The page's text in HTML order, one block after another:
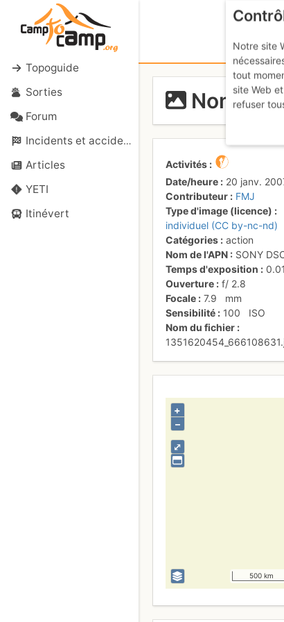
Topoguide
Sorties
Forum
Incidents et accidents
Articles
YETI
Itinévert
Nom de
Activités
Date/heure
20 janv.
Contributeur
FMJ
Type d'image (licence)
individuel (CC by-nc-nd)
Catégories
action
Nom de l'APN
SONY
Temps d'exposition
Ouverture
f/2.8
Focale
7.9
mm
Sensibilité
100
ISO
Nom du fichier
⤢
+
–
500 km
Notre site
tout
site Web
refuser